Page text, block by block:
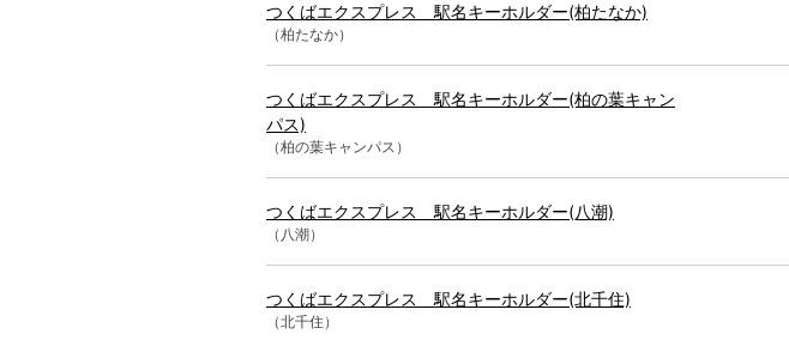
つくばエクスプレス 駅名キーホルダー(柏たなか)
（柏たなか）
つくばエクスプレス 駅名キーホルダー(柏の葉キャン
パス)
（柏の葉キャンパス）
つくばエクスプレス 駅名キーホルダー(八潮)
（八潮）
つくばエクスプレス 駅名キーホルダー(北千住)
（北千住）